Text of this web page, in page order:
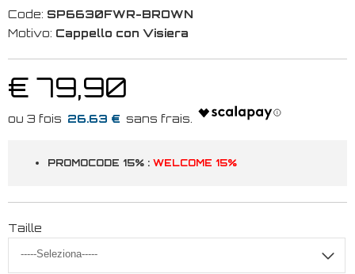
Code: SP6630FWR-BROWN
Motivo: Cappello con Visiera
€ 79,90
26.63 €
PROMOCODE 15% : WELCOME 15%
Taille